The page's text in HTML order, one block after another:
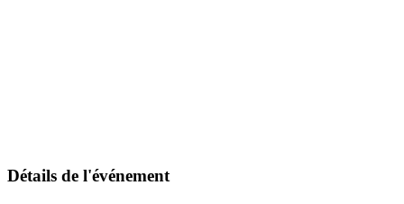
Détails de l'événement